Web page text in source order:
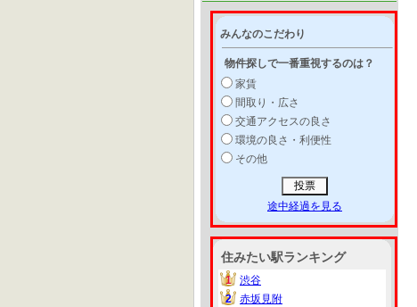
みんなのこだわり
物件探しで一番重視するのは？
家賃
間取り・広さ
交通アクセスの良さ
環境の良さ・利便性
その他
途中経過を見る
住みたい駅ランキング
1
1
渋谷
2
2
赤坂見附